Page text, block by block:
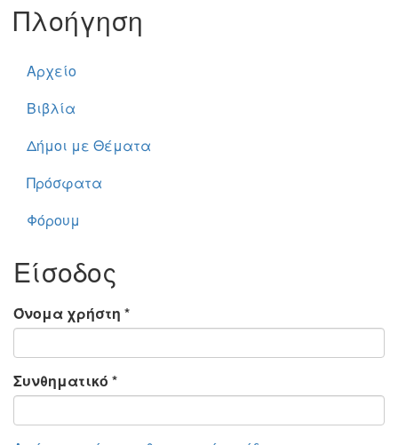
Πλοήγηση
Αρχείο
Βιβλία
Δήμοι με Θέματα
Πρόσφατα
Φόρουμ
Είσοδος
Όνομα χρήστη *
Συνθηματικό *